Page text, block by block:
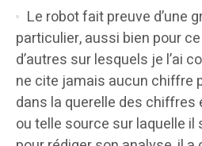
Le robot fait preuve d’une
particulier, aussi bien pour
d’autres sur lesquels je l’ai
ne cite jamais aucun chiffre
dans la querelle des chiffres
ou telle source sur laquelle il